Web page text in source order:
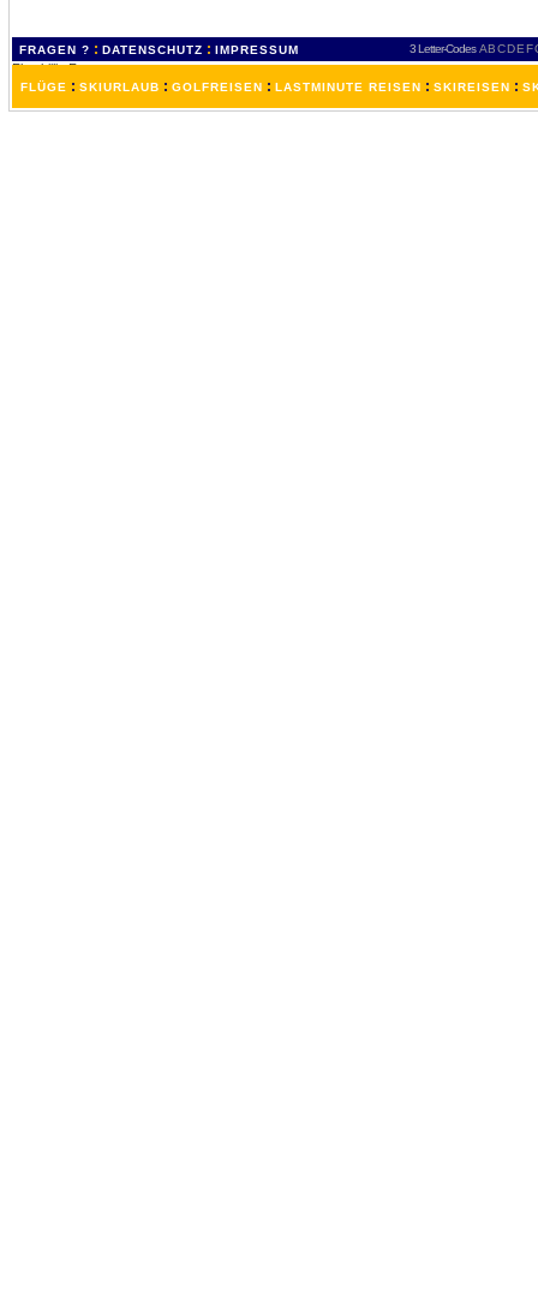
FRAGEN ? : DATENSCHUTZ : IMPRESSUM 3 Letter-Codes ABCDEF
FLÜGE : SKIURLAUB : GOLFREISEN : LASTMINUTE REISEN : SKIREISEN :